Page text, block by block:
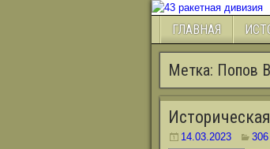
ГЛАВНАЯ
Метка: Попов
14.03.2023